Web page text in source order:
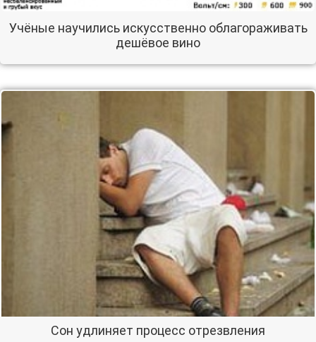
Учёные научились искусственно облагораживать
дешёвое вино
Сон удлиняет процесс отрезвления